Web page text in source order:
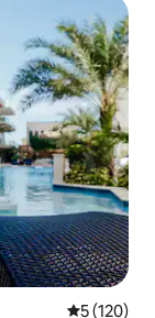
5 de uma
5 (120)